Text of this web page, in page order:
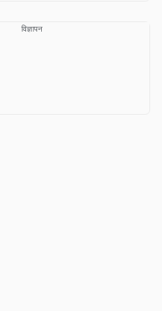
विज्ञापन